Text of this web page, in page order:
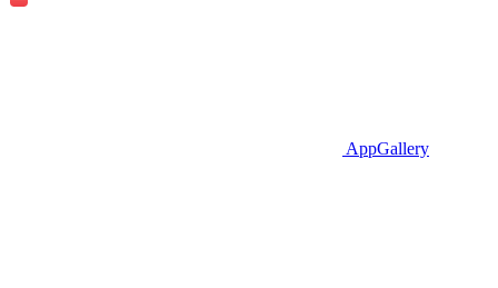
AppGallery